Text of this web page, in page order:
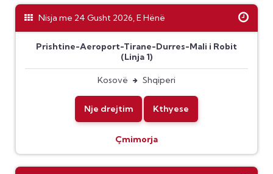
Nisja me 24 Gusht 2026, E Hënë
Prishtine-Aeroport-Tirane-Durres-Mali i Robit
(Linja 1)
Kosovë Shqiperi
Nje drejtim Kthyese
Çmimorja